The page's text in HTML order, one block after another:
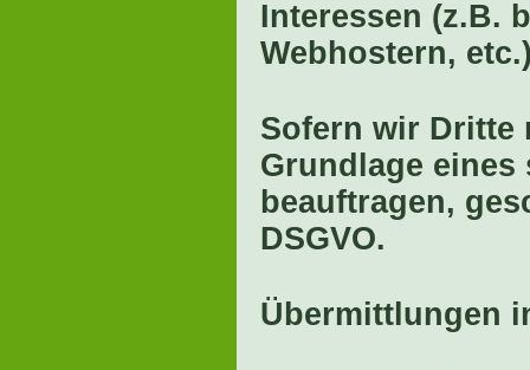
Interessen (z.B.
Webhostern,
Sofern wir Dritte
Grundlage
beauftragen,
DSGVO.
Übermittlungen